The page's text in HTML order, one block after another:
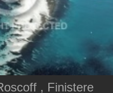
, Finistere